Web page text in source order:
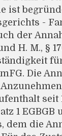
ist
-
der
H. M., §
Die
seit
1
dem die